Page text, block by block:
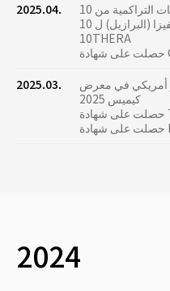
2025.04.
حصلت على شهادة أنفيزا (البرازيل) ل 10THERMA و
10THERA
2025.03.
مليون دولار أمريكي في معرض
كيميس 2025
2024